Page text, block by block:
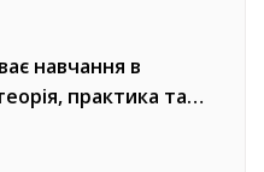
навчання в
практика та